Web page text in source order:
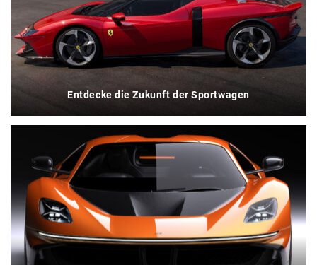
Entdecke die Zukunft der Sportwagen